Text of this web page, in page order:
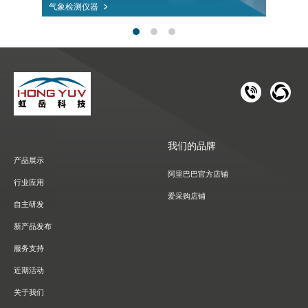
气象检测仪器
181 1126
028-
产品展示
行业应用
自主研发
新产品发布
服务支持
近期活动
关于我们
我们的品牌
阿里巴巴官方店铺
爱采购店铺